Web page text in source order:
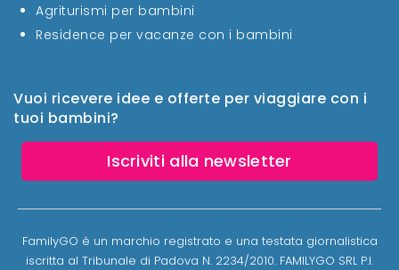
Vuoi ricevere idee e offerte per viaggiare con i
tuoi bambini?
Iscriviti alla newsletter
Agriturismi per bambini
Residence per vacanze con i bambini
FamilyGO è un marchio registrato e una testata giornalistica
iscritta al Tribunale di Padova N. 2234/2010. FAMILYGO SRL P.I.